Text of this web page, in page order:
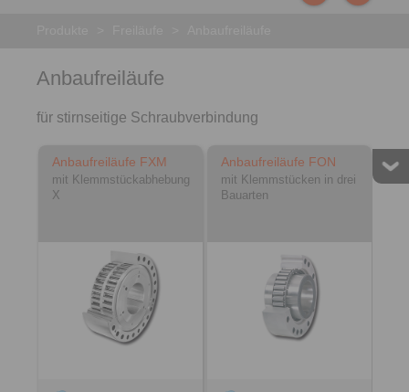
Anbaufreiläufe
für stirnseitige Schraubverbindung
Anbaufreiläufe FXM
mit Klemmstückabhebung
X
Anbaufreiläufe FON
mit Klemmstücken in drei
Bauarten